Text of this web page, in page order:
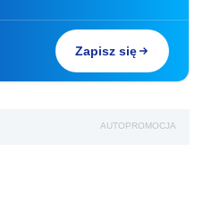
Zapisz się
AUTOPROMOCJA